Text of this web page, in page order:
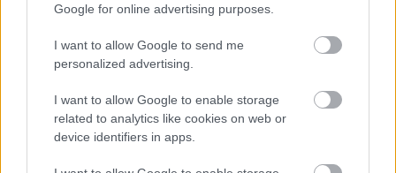
Google for online advertising purposes.
I want to allow Google to send me
personalized advertising.
I want to allow Google to enable storage
related to analytics like cookies on web or
device identifiers in apps.